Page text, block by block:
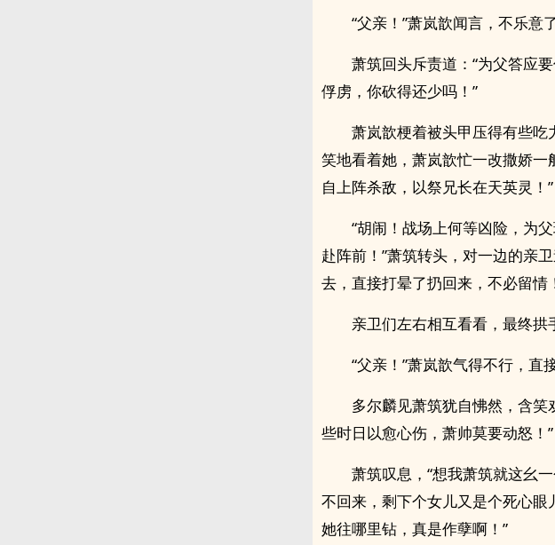
“父亲！”萧岚歆闻言，不乐意
萧筑回头斥责道：“为父答应
俘虏，你砍得还少吗！”
萧岚歆梗着被头甲压得有些吃
笑地看着她，萧岚歆忙一改撒娇
自上阵杀敌，以祭兄长在天英灵！”
“胡闹！战场上何等凶险，为
赴阵前！”萧筑转头，对一边的亲
去，直接打晕了扔回来，不必留情
亲卫们左右相互看看，最终拱
“父亲！”萧岚歆气得不行，直
多尔麟见萧筑犹自怫然，含
些时日以愈心伤，萧帅莫要动怒！”
萧筑叹息，“想我萧筑就这幺
不回来，剩下个女儿又是个死心
她往哪里钻，真是作孽啊！”